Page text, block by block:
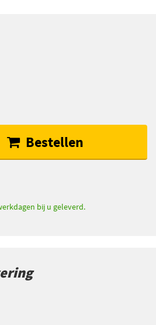
Bestellen
bij u geleverd.